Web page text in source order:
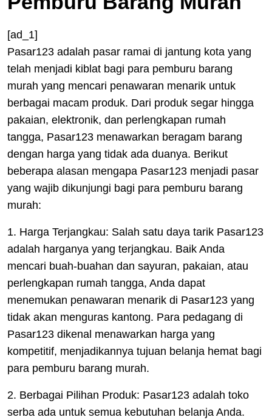
[ad_1]
Pasar123 adalah pasar ramai di jantung kota yang
telah menjadi kiblat bagi para pemburu barang
murah yang mencari penawaran menarik untuk
berbagai macam produk. Dari produk segar hingga
pakaian, elektronik, dan perlengkapan rumah
tangga, Pasar123 menawarkan beragam barang
dengan harga yang tidak ada duanya. Berikut
beberapa alasan mengapa Pasar123 menjadi pasar
yang wajib dikunjungi bagi para pemburu barang
murah:
1. Harga Terjangkau: Salah satu daya tarik Pasar123
adalah harganya yang terjangkau. Baik Anda
mencari buah-buahan dan sayuran, pakaian, atau
perlengkapan rumah tangga, Anda dapat
menemukan penawaran menarik di Pasar123 yang
tidak akan menguras kantong. Para pedagang di
Pasar123 dikenal menawarkan harga yang
kompetitif, menjadikannya tujuan belanja hemat bagi
para pemburu barang murah.
2. Berbagai Pilihan Produk: Pasar123 adalah toko
serba ada untuk semua kebutuhan belanja Anda.